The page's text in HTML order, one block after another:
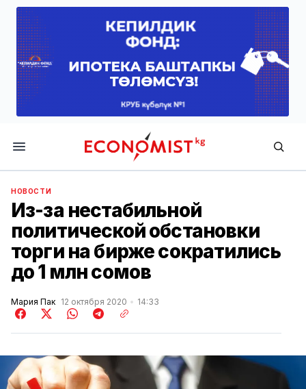
Economist.kg
НОВОСТИ
Из-за нестабильной
политической обстановки
торги на бирже сократились
до 1 млн сомов
Мария Пак 12 октября 2020 14:33